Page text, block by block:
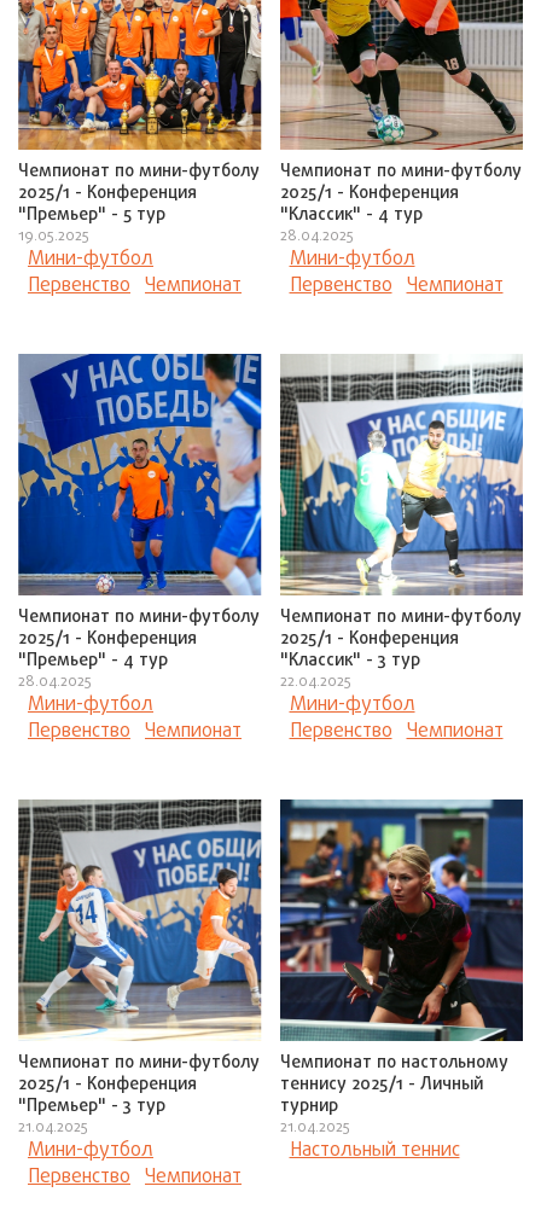
Чемпионат по мини-футболу
2025/1 - Конференция
"Премьер" - 5 тур
19.05.2025
Мини-футбол
Первенство Чемпионат
Чемпионат по мини-футболу
2025/1 - Конференция
"Классик" - 4 тур
28.04.2025
Мини-футбол
Первенство Чемпионат
Чемпионат по мини-футболу
2025/1 - Конференция
"Премьер" - 4 тур
28.04.2025
Мини-футбол
Первенство Чемпионат
Чемпионат по мини-футболу
2025/1 - Конференция
"Классик" - 3 тур
22.04.2025
Мини-футбол
Первенство Чемпионат
Чемпионат по мини-футболу
2025/1 - Конференция
"Премьер" - 3 тур
21.04.2025
Мини-футбол
Первенство Чемпионат
Чемпионат по настольному
теннису 2025/1 - Личный
турнир
21.04.2025
Настольный теннис